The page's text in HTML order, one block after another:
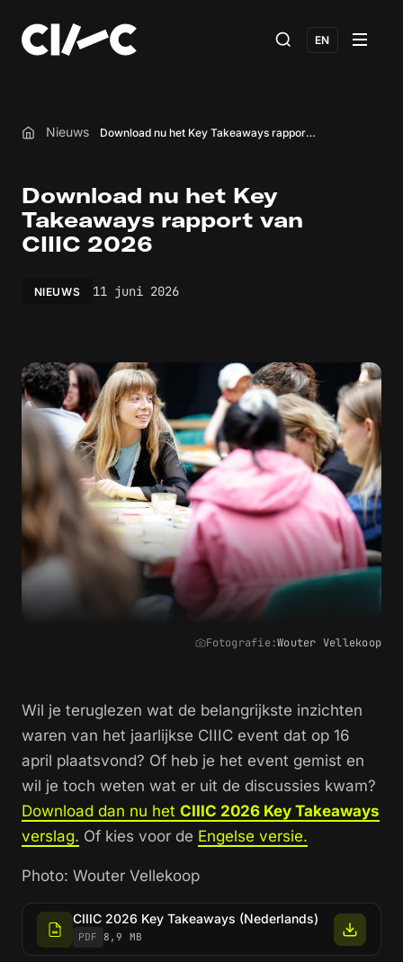
EN
Home
Nieuws Download nu het Key Takeaways rapport van CIIIC 2026
Download nu het Key
Takeaways rapport van
CIIIC 2026
NIEUWS 11 juni 2026
Fotografie:Wouter Vellekoop
Wil je teruglezen wat de belangrijkste inzichten
waren van het jaarlijkse CIIIC event dat op 16
april plaatsvond? Of heb je het event gemist en
wil je toch weten wat er uit de discussies kwam?
Download dan nu het CIIIC 2026 Key Takeaways
verslag. Of kies voor de Engelse versie.
Photo: Wouter Vellekoop
CIIIC 2026 Key Takeaways (Nederlands)
PDF 8,9 MB